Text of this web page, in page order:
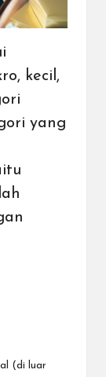
kecil,
yang
(di luar